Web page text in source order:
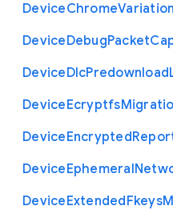
DeviceChrome
DeviceDebugPacket
DeviceDlcPredownload
DeviceEcryptfs
DeviceEncrypted
DeviceEphemeral
DeviceExtendedFkeys